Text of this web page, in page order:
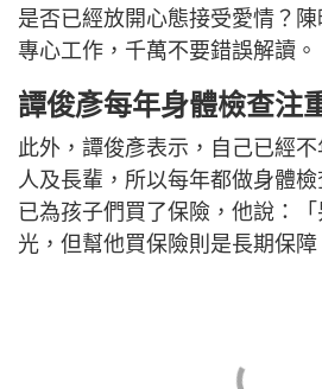
是否已經放開心態接受愛情？
專心工作，千萬不要錯誤解讀。
譚俊彥每年身體檢查注
此外，譚俊彥表示，自己已經
人及長輩，所以每年都做身體
已為孩子們買了保險，他說：
光，但幫他買保險則是長期保障